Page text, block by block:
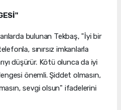
bulunan Tekbaş, "İyi bir
sınırsız imkanlarla
düşürür. Kötü olunca da iyi
önemli. Şiddet olmasın,
sevgi olsun" ifadelerini